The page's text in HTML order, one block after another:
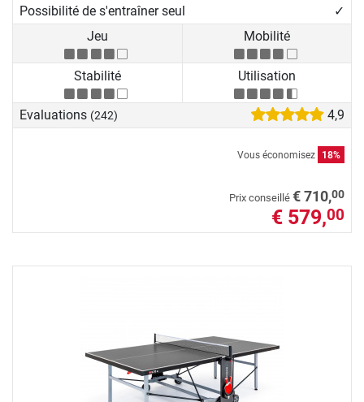
Possibilité de s'entraîner seul
✓
Jeu
Mobilité
Stabilité Utilisation
Evaluations (242) 4,9
Vous économisez 18%
Prix conseillé € 710,00
€ 579,00